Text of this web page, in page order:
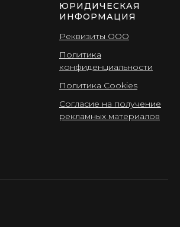
ЮРИДИЧЕСКАЯ
ИНФОРМАЦИЯ
Реквизиты ООО
Политика
конфиденциальности
Политика Cookies
Согласие на получение
рекламных материалов